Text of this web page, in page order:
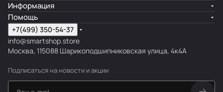
Информация
Помощь
+7(499) 350-54-37
info@smartshop.store
Москва, 115088 Шарикоподшипниковская улица, 4к4А
Подписаться на новости и акции